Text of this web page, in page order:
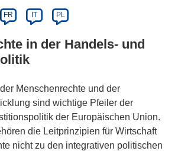
FR IT PL
in der Handels- und
Menschenrechte und der
sind wichtige Pfeiler der
der Europäischen Union.
die Leitprinzipien für Wirtschaft
nicht zu den integrativen politischen